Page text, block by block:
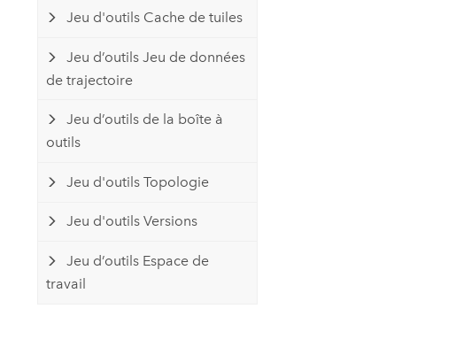
Jeu d'outils Cache de tuiles
Jeu d’outils Jeu de données
de trajectoire
Jeu d’outils de la boîte à
outils
Jeu d'outils Topologie
Jeu d'outils Versions
Jeu d’outils Espace de
travail